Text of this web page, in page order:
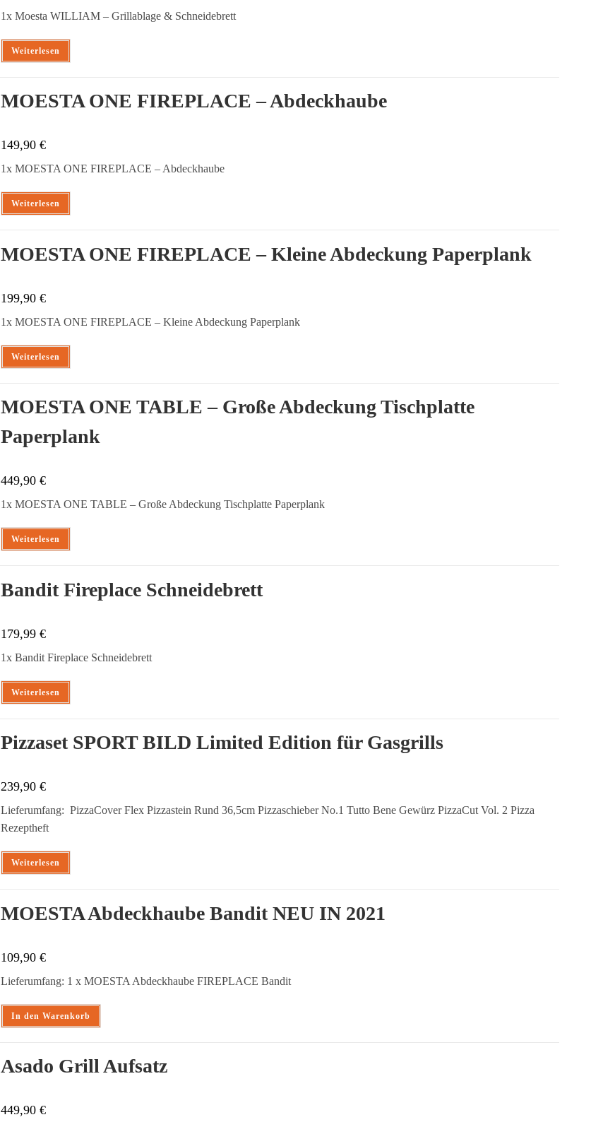
1x Moesta WILLIAM – Grillablage & Schneidebrett
Weiterlesen
MOESTA ONE FIREPLACE – Abdeckhaube
149,90 €
1x MOESTA ONE FIREPLACE – Abdeckhaube
Weiterlesen
MOESTA ONE FIREPLACE – Kleine Abdeckung Paperplank
199,90 €
1x MOESTA ONE FIREPLACE – Kleine Abdeckung Paperplank
Weiterlesen
MOESTA ONE TABLE – Große Abdeckung Tischplatte
Paperplank
449,90 €
1x MOESTA ONE TABLE – Große Abdeckung Tischplatte Paperplank
Weiterlesen
Bandit Fireplace Schneidebrett
179,99 €
1x Bandit Fireplace Schneidebrett
Weiterlesen
Pizzaset SPORT BILD Limited Edition für Gasgrills
239,90 €
Lieferumfang: PizzaCover Flex Pizzastein Rund 36,5cm Pizzaschieber No.1 Tutto Bene Gewürz PizzaCut Vol. 2 Pizza
Rezeptheft
Weiterlesen
MOESTA Abdeckhaube Bandit NEU IN 2021
109,90 €
Lieferumfang: 1 x MOESTA Abdeckhaube FIREPLACE Bandit
In den Warenkorb
Asado Grill Aufsatz
449,90 €